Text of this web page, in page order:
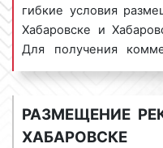
гибкие условия
Хабаровске и
Для получения
размещению
или оставьте
рекламы ваптеках
РАЗМЕЩЕНИЕ
ХАБАРОВСКЕ